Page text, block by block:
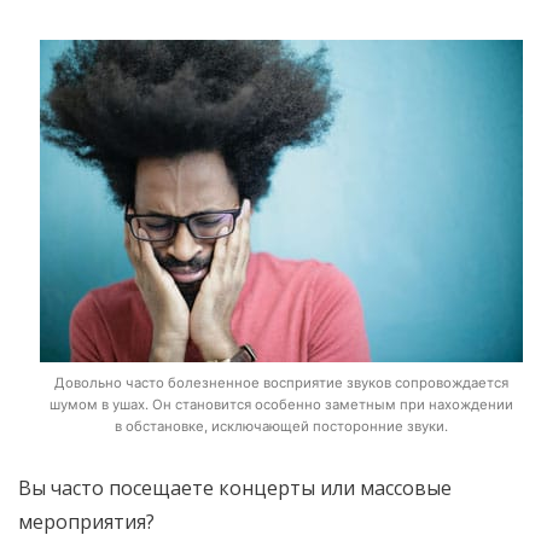
Довольно часто болезненное восприятие звуков сопровождается
шумом в ушах. Он становится особенно заметным при нахождении
в обстановке, исключающей посторонние звуки.
Вы часто посещаете концерты или массовые
мероприятия?